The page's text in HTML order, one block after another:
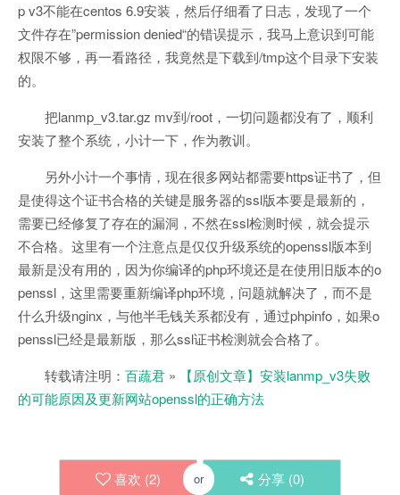
p v3不能在centos 6.9安装，然后仔细看了日志，发现了一个
文件存在”permission denied“的错误提示，我马上意识到可能
权限不够，再一看路径，我竟然是下载到/tmp这个目录下安装
的。
把lanmp_v3.tar.gz mv到/root，一切问题都没有了，顺利
安装了整个系统，小计一下，作为教训。
另外小计一个事情，现在很多网站都需要https证书了，但
是使得这个证书合格的关键是服务器的ssl版本要是最新的，
需要已经修复了存在的漏洞，不然在ssl检测时候，就会提示
不合格。这里有一个注意点是仅仅升级系统的openssl版本到
最新是没有用的，因为你编译的php环境还是在使用旧版本的o
penssl，这里需要重新编译php环境，问题就解决了，而不是
什么升级nginx，与他半毛钱关系都没有，通过phpinfo，如果o
penssl已经是最新版，那么ssl证书检测就会合格了。
转载请注明： 百蔬君 »
【原创文章】安装lanmp_v3失败
的可能原因及更新网站openssl的正确方法
喜欢 (2) or 分享 (0)